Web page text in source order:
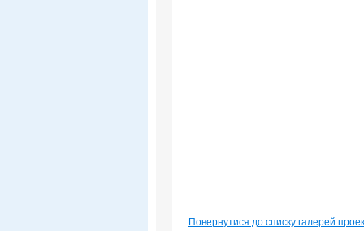
Повернутися до списку галерей